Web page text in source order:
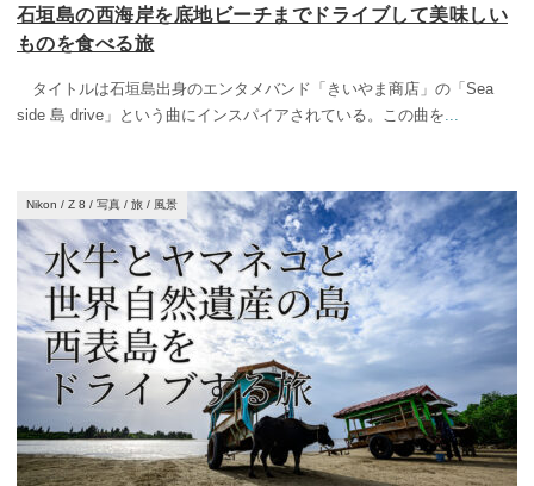
石垣島の西海岸を底地ビーチまでドライブして美味しい
ものを食べる旅
タイトルは石垣島出身のエンタメバンド「きいやま商店」の「Sea
side 島 drive」という曲にインスパイアされている。この曲を...
Nikon / Z 8 / 写真 / 旅 / 風景